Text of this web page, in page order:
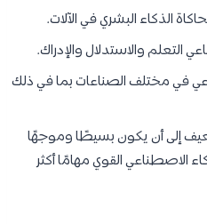
الذكاء البشري في الآلات.
التعلم والاستدلال والإدراك.
في مختلف الصناعات بما في ذلك
إلى أن يكون بسيطًا وموجهًا
الاصطناعي القوي مهامًا أكثر